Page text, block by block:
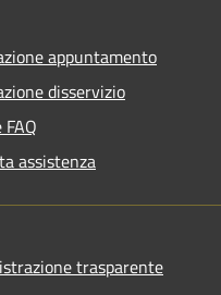
appuntamento
disservizio
assistenza
trasparente